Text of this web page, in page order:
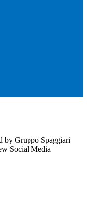
by Gruppo Spaggiari
Social Media